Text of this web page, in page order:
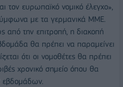
τον ευρωπαϊκό νομικό έλεγχο»,
με τα γερμανικά ΜΜΕ.
από την επιτροπή, η διακοπή
θα πρέπει να παραμείνει
ότι οι νομοθέτες θα πρέπει
χρονικό σημείο όπου θα
εβδομάδων.